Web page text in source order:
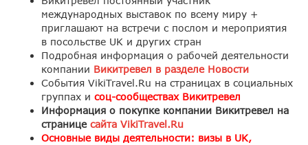
международных выставок по всему миру +
приглашают на встречи с послом и мероприятия
в посольстве UK и других стран
Подробная информация о рабочей деятельности
компании Викитревел в разделе Новости
События VikiTravel.Ru на страницах в социальных
группах и соц-сообществах Викитревел
Информация о покупке компании Викитревел на
странице сайта VikiTravel.Ru
Основные виды деятельности: визы в UK,